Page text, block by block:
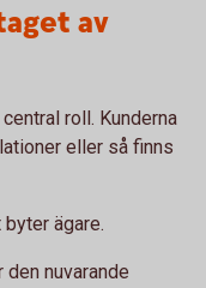
av
roll. Kunderna
eller så finns
ägare.
den nuvarande